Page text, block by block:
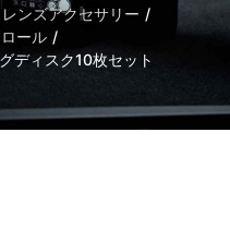
レンズアクセサリー
ール
ディスク10枚セット